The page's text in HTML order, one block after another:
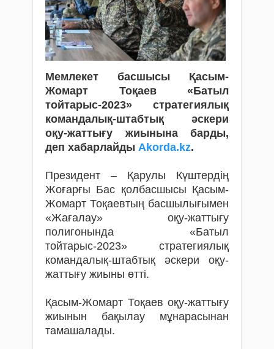
Мемлекет басшысы Қасым-
Жомарт Тоқаев «Батыл
тойтарыс-2023» стратегиялық
командалық-штабтық әскери
оқу-жаттығу жиынына барды,
деп хабарлайды Аkorda.kz.
Президент – Қарулы Күштердің
Жоғарғы Бас қолбасшысы Қасым-
Жомарт Тоқаевтың басшылығымен
«Жағалау» оқу-жаттығу
полигонында «Батыл
тойтарыс-2023» стратегиялық
командалық-штабтық әскери оқу-
жаттығу жиыны өтті.
Қасым-Жомарт Тоқаев оқу-жаттығу
жиынын бақылау мұнарасынан
тамашалады.